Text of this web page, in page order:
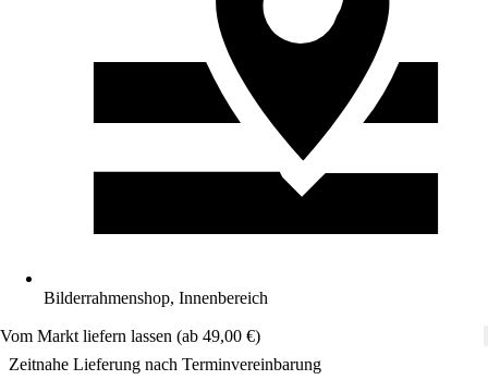
Bilderrahmenshop, Innenbereich
Vom Markt liefern lassen (ab 49,00 €)
Zeitnahe Lieferung nach Terminvereinbarung